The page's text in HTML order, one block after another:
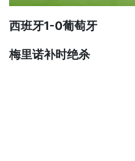
西班牙1-0葡萄牙
梅里诺补时绝杀